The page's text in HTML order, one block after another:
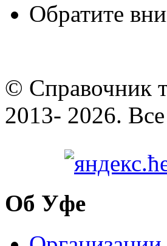
Обратите
© Cправочник
2013- 2026.
Об Уфе